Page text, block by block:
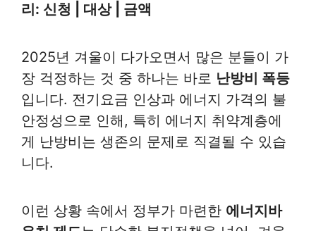
리: 신청 | 대상 | 금액
2025년 겨울이 다가오면서 많은 분들이 가
장 걱정하는 것 중 하나는 바로 난방비 폭등
입니다. 전기요금 인상과 에너지 가격의 불
안정성으로 인해, 특히 에너지 취약계층에
게 난방비는 생존의 문제로 직결될 수 있습
니다.
이런 상황 속에서 정부가 마련한 에너지바